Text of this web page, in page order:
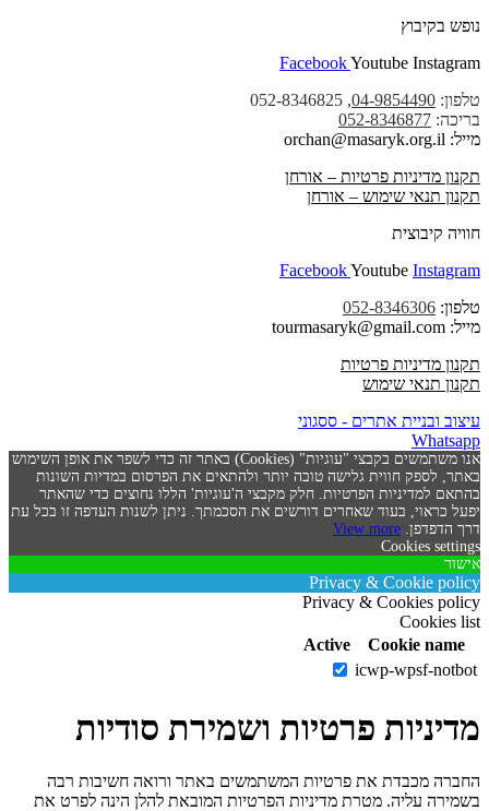
נופש בקיבוץ
FacebookYoutube Instagram
טלפון: 04-9854490
, 052-8346825
בריכה: 052-8346877
מייל: orchan@masaryk.org.il
תקנון מדיניות פרטיות – אורחן
תקנון תנאי שימוש – אורחן
חוויה קיבוצית
FacebookYoutube Instagram
טלפון: 052-8346306
מייל: tourmasaryk@gmail.com
תקנון מדיניות פרטיות
תקנון תנאי שימוש
עיצוב ובניית אתרים - ססגוני
Whatsapp
אנו משתמשים בקבצי "עוגיות" (Cookies) באתר זה כדי לשפר את אופן השימוש
באתר, לספק חווית גלישה טובה יותר ולהתאים את הפרסום במדיות השונות
בהתאם למדיניות הפרטיות. חלק מקבצי ה'עוגיות' הללו נחוצים כדי שהאתר
יפעל כראוי, בעוד שאחרים דורשים את הסכמתך. ניתן לשנות העדפה זו בכל עת
דרך הדפדפן. View more
Cookies settings
אישור
Privacy & Cookie policy
Privacy & Cookies policy
Cookies list
Cookie name
Active
icwp-wpsf-notbot
מדיניות פרטיות ושמירת סודיות
החברה מכבדת את פרטיות המשתמשים באתר ורואה חשיבות רבה
בשמירה עליה. מטרת מדיניות הפרטיות המובאת להלן הינה לפרט את